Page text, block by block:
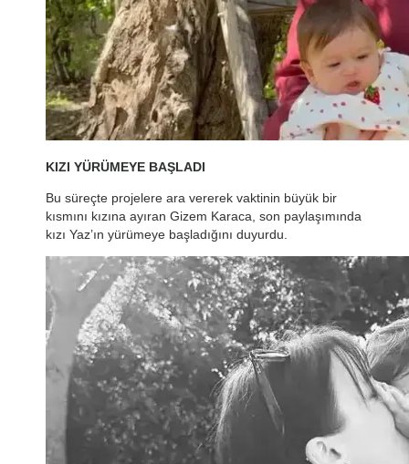
KIZI YÜRÜMEYE BAŞLADI
Bu süreçte projelere ara vererek vaktinin büyük bir
kısmını kızına ayıran Gizem Karaca, son paylaşımında
kızı Yaz’ın yürümeye başladığını duyurdu.